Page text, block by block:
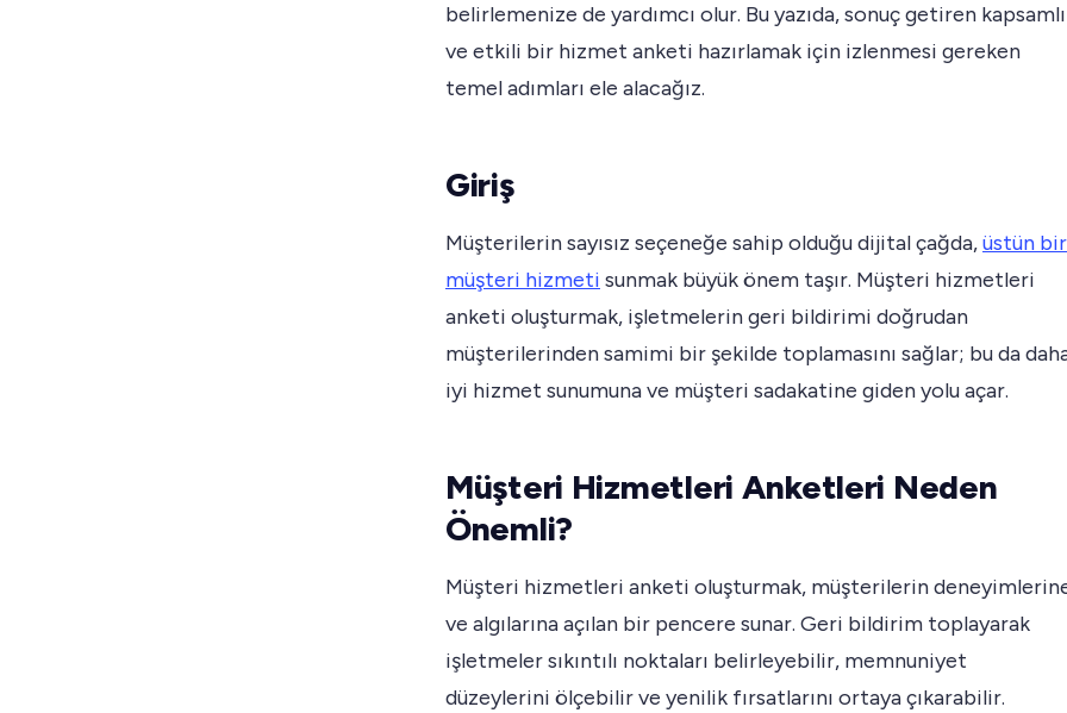
belirlemenize de yardımcı olur. Bu yazıda, sonuç getiren kapsamlı
ve etkili bir hizmet anketi hazırlamak için izlenmesi gereken
temel adımları ele alacağız.
Giriş
Müşterilerin sayısız seçeneğe sahip olduğu dijital çağda,üstün bir
müşteri hizmeti sunmak büyük önem taşır. Müşteri hizmetleri
anketi oluşturmak, işletmelerin geri bildirimi doğrudan
müşterilerinden samimi bir şekilde toplamasını sağlar; bu da
iyi hizmet sunumuna ve müşteri sadakatine giden yolu açar.
Müşteri Hizmetleri Anketleri Neden
Önemli?
Müşteri hizmetleri anketi oluşturmak, müşterilerin
ve algılarına açılan bir pencere sunar. Geri bildirim toplayarak
işletmeler sıkıntılı noktaları belirleyebilir, memnuniyet
düzeylerini ölçebilir ve yenilik fırsatlarını ortaya çıkarabilir.